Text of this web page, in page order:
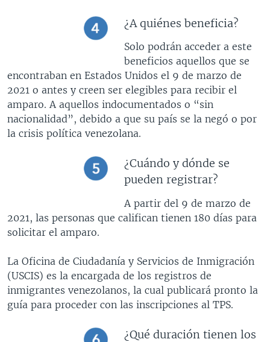
¿A quiénes beneficia?
Solo podrán acceder a este
beneficios aquellos que se
encontraban en Estados Unidos el 9 de marzo de
2021 o antes y creen ser elegibles para recibir el
amparo. A aquellos indocumentados o “sin
nacionalidad”, debido a que su país se la negó o por
la crisis política venezolana.
¿Cuándo y dónde se
pueden registrar?
A partir del 9 de marzo de
2021, las personas que califican tienen 180 días para
solicitar el amparo.
La Oficina de Ciudadanía y Servicios de Inmigración
(USCIS) es la encargada de los registros de
inmigrantes venezolanos, la cual publicará pronto la
guía para proceder con las inscripciones al TPS.
¿Qué duración tienen los